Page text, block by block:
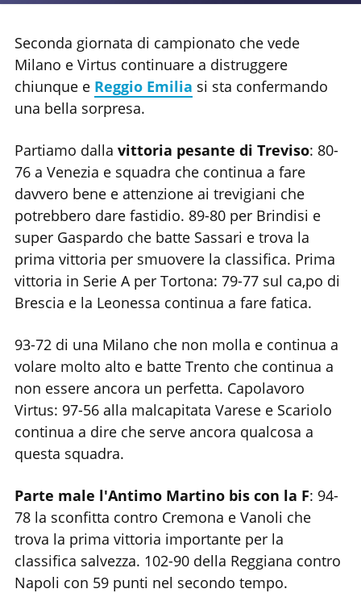
Seconda giornata di campionato che vede
Milano e Virtus continuare a distruggere
chiunque e Reggio Emilia si sta confermando
una bella sorpresa.
Partiamo dalla vittoria pesante di Treviso: 80-
76 a Venezia e squadra che continua a fare
davvero bene e attenzione ai trevigiani che
potrebbero dare fastidio. 89-80 per Brindisi e
super Gaspardo che batte Sassari e trova la
prima vittoria per smuovere la classifica. Prima
vittoria in Serie A per Tortona: 79-77 sul ca,po di
Brescia e la Leonessa continua a fare fatica.
93-72 di una Milano che non molla e continua a
volare molto alto e batte Trento che continua a
non essere ancora un perfetta. Capolavoro
Virtus: 97-56 alla malcapitata Varese e Scariolo
continua a dire che serve ancora qualcosa a
questa squadra.
Parte male l'Antimo Martino bis con la F: 94-
78 la sconfitta contro Cremona e Vanoli che
trova la prima vittoria importante per la
classifica salvezza. 102-90 della Reggiana contro
Napoli con 59 punti nel secondo tempo.